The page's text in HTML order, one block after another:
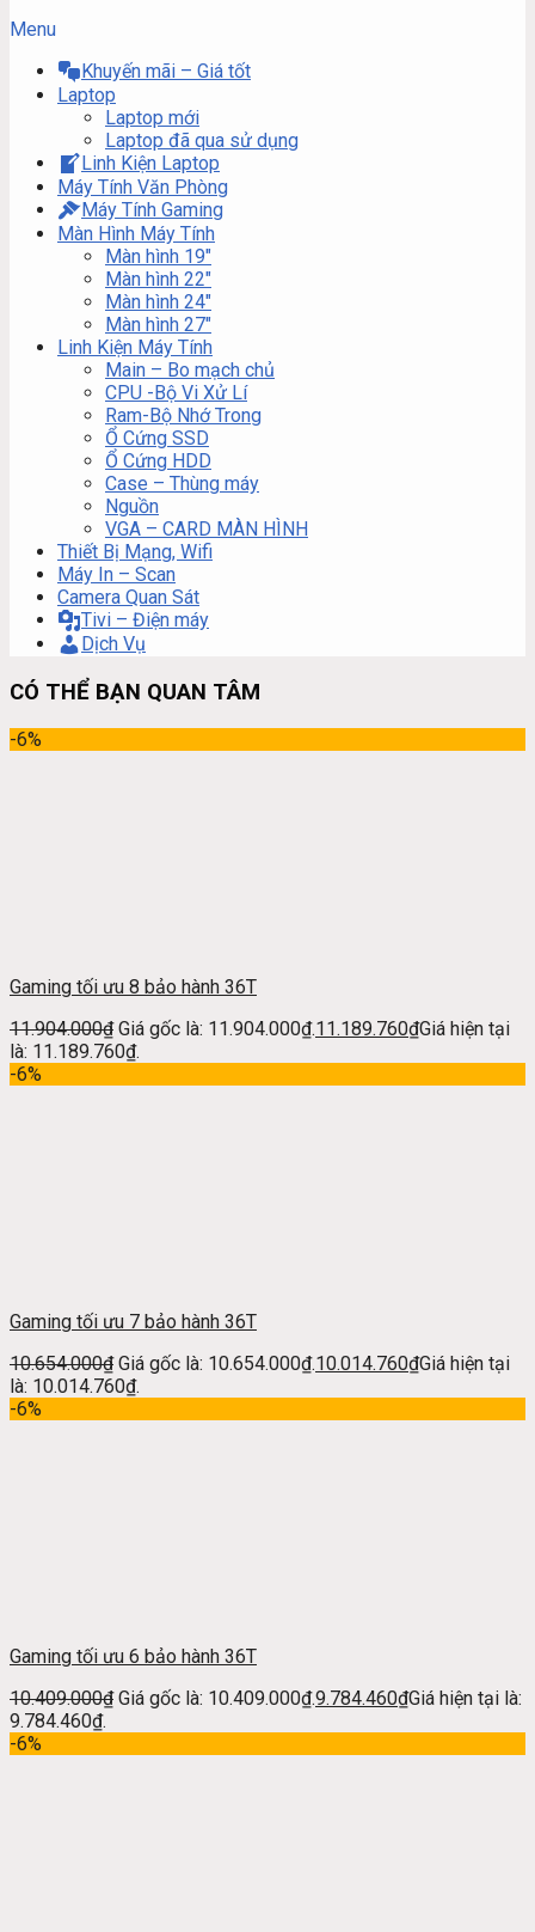
Menu
Khuyến mãi – Giá tốt
Laptop
Laptop mới
Laptop đã qua sử dụng
Linh Kiện Laptop
Máy Tính Văn Phòng
Máy Tính Gaming
Màn Hình Máy Tính
Màn hình 19″
Màn hình 22″
Màn hình 24″
Màn hình 27″
Linh Kiện Máy Tính
Main – Bo mạch chủ
CPU -Bộ Vi Xử Lí
Ram-Bộ Nhớ Trong
Ổ Cứng SSD
Ổ Cứng HDD
Case – Thùng máy
Nguồn
VGA – CARD MÀN HÌNH
Thiết Bị Mạng, Wifi
Máy In – Scan
Camera Quan Sát
Tivi – Điện máy
Dịch Vụ
CÓ THỂ BẠN QUAN TÂM
-6%
Gaming tối ưu 8 bảo hành 36T
11.904.000₫ Giá gốc là: 11.904.000₫.11.189.760₫Giá hiện tại
là: 11.189.760₫.
-6%
Gaming tối ưu 7 bảo hành 36T
10.654.000₫ Giá gốc là: 10.654.000₫.10.014.760₫Giá hiện tại
là: 10.014.760₫.
-6%
Gaming tối ưu 6 bảo hành 36T
10.409.000₫ Giá gốc là: 10.409.000₫.9.784.460₫Giá hiện tại là:
9.784.460₫.
-6%